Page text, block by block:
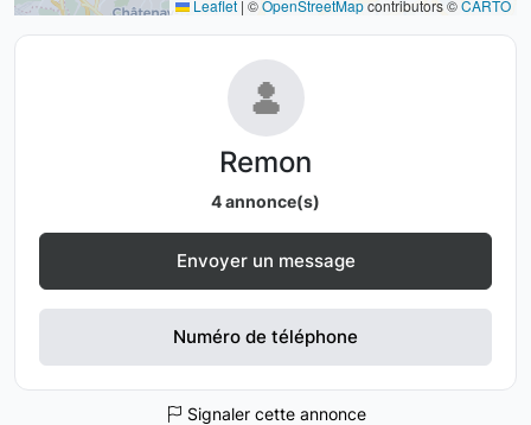
Leaflet | ©OpenStreetMapcontributors ©CARTO
Remon
4 annonce(s)
Envoyer un message
Numéro de téléphone
Signaler cette annonce